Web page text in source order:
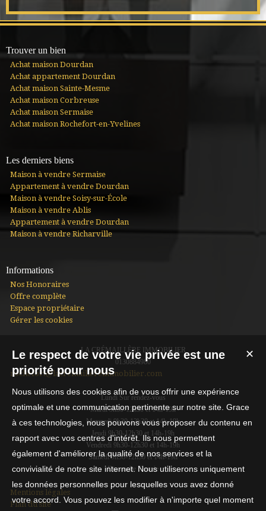
Trouver un bien
Achat maison Dourdan
Achat appartement Dourdan
Achat maison Sainte-Mesme
Achat maison Corbreuse
Achat maison Sermaise
Achat maison Rochefort-en-Yvelines
Les derniers biens
Maison à vendre Sermaise
Appartement à vendre Dourdan
Maison à vendre Soisy-sur-École
Maison à vendre Ablis
Appartement à vendre Dourdan
Maison à vendre Richarville
Informations
Nos Honoraires
Offre complète
Espace propriétaire
Gérer les cookies
LA CRÉMAILLÈRE IMMOBILIER
0130884980
rochefort@lacremaillereimmobilier.com
Lundi Sur rendez-vous
Mardi 9h30-12h30 et 14h-19h
Mercredi 9h30-12h30 et 14h-19h
Jeudi 9h30-12h30 et 14h-19h
Vendredi 9h30-12h30 et 14h-19h
Samedi 9h30-12h30 et 14h-19h
Dimanche Fermée
Mentions légales
Plan du site
✕
Le respect de votre vie privée est une
priorité pour nous
Nous utilisons des cookies afin de vous offrir une expérience
optimale et une communication pertinente sur notre site. Grace
à ces technologies, nous pouvons vous proposer du contenu en
rapport avec vos centres d'intérêt. Ils nous permettent
également d'améliorer la qualité de nos services et la
convivialité de notre site internet. Nous utiliserons uniquement
les données personnelles pour lesquelles vous avez donné
votre accord. Vous pouvez les modifier à n'importe quel moment